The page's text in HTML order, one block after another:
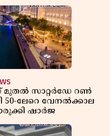
മുതൽ സാറ്റർഡേ റൺ
50-ലേറെ വേനൽക്കാല
ഷാർജ